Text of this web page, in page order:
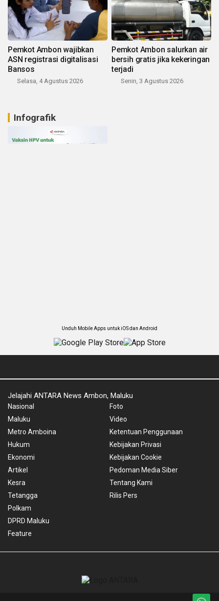
Pemkot Ambon wajibkan
ASN registrasi digitalisasi
Bansos
Selasa, 4 Agustus 2026
Pemkot Ambon salurkan air
bersih gratis jika kekeringan
terjadi
Senin, 3 Agustus 2026
Infografik
Unduh Mobile Apps untuk iOS dan Android
Jelajahi ANTARA News Ambon, Maluku
Nasional
Maluku
Metro Amboina
Hukum
Ekonomi
Artikel
Kesra
Tetangga
Polkam
DPRD Maluku
Feature
Foto
Video
Ketentuan Penggunaan
Kebijakan Privasi
Kebijakan Cookie
Pedoman Media Siber
Tentang Kami
Rilis Pers